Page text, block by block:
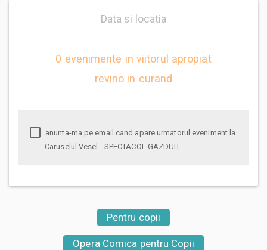
Data si locatia
0 evenimente in viitorul apropiat
revino in curand
Caruselul Vesel - SPECTACOL GAZDUIT
Pentru copii
Opera Comica pentru Copii